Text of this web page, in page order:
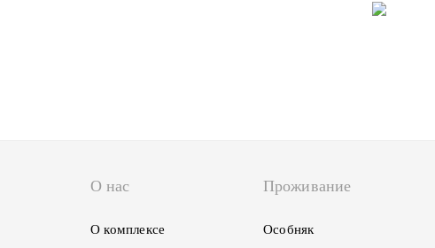
О нас
О комплексе
Проживание
Особняк